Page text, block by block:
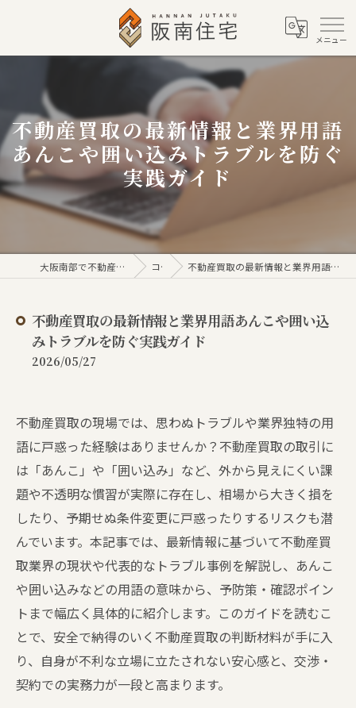
不動産買取の最新情報と業界用語
あんこや囲い込みトラブルを防ぐ
実践ガイド
大阪南部で不動産売買なら株式会社阪南住宅 コラム 不動産買取の最新情報と業界用語あんこや囲い込みトラブルを防ぐ実践ガイド
不動産買取の最新情報と業界用語あんこや囲い込
みトラブルを防ぐ実践ガイド
2026/05/27
不動産買取の現場では、思わぬトラブルや業界独特の用
語に戸惑った経験はありませんか？不動産買取の取引に
は「あんこ」や「囲い込み」など、外から見えにくい課
題や不透明な慣習が実際に存在し、相場から大きく損を
したり、予期せぬ条件変更に戸惑ったりするリスクも潜
んでいます。本記事では、最新情報に基づいて不動産買
取業界の現状や代表的なトラブル事例を解説し、あんこ
や囲い込みなどの用語の意味から、予防策・確認ポイン
トまで幅広く具体的に紹介します。このガイドを読むこ
とで、安全で納得のいく不動産買取の判断材料が手に入
り、自身が不利な立場に立たされない安心感と、交渉・
契約での実務力が一段と高まります。